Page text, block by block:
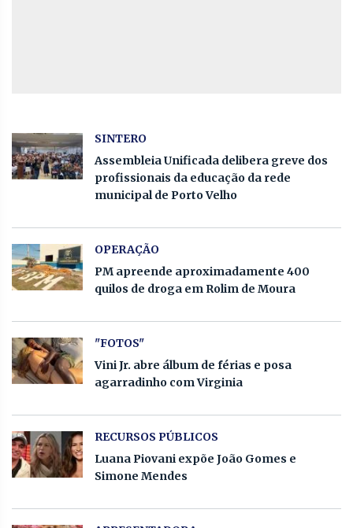
SINTERO
Assembleia Unificada delibera greve dos
profissionais da educação da rede
municipal de Porto Velho
OPERAÇÃO
PM apreende aproximadamente 400
quilos de droga em Rolim de Moura
"FOTOS"
Vini Jr. abre álbum de férias e posa
agarradinho com Virginia
RECURSOS PÚBLICOS
Luana Piovani expõe João Gomes e
Simone Mendes